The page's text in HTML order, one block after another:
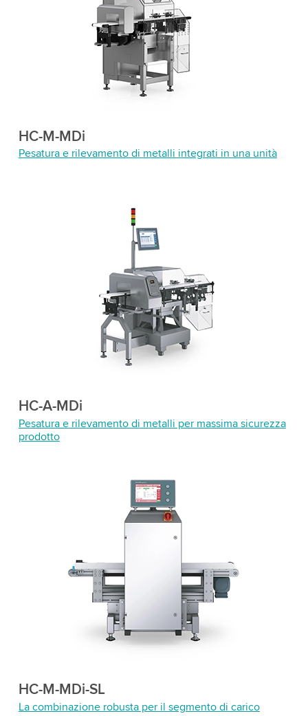
HC-M-MDi
Pesatura e rilevamento di metalli integrati in una unità
HC-A-MDi
Pesatura e rilevamento di metalli per massima sicurezza
prodotto
HC-M-MDi-SL
La combinazione robusta per il segmento di carico